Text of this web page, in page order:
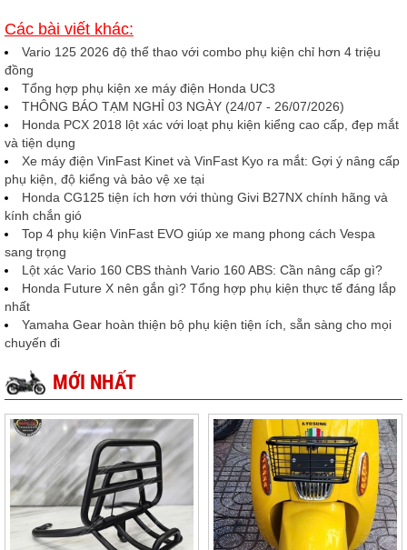
Các bài viết khác:
Vario 125 2026 độ thể thao với combo phụ kiện chỉ hơn 4 triệu
đồng
Tổng hợp phụ kiện xe máy điện Honda UC3
THÔNG BÁO TẠM NGHỈ 03 NGÀY (24/07 - 26/07/2026)
Honda PCX 2018 lột xác với loạt phụ kiện kiểng cao cấp, đẹp mắt
và tiện dụng
Xe máy điện VinFast Kinet và VinFast Kyo ra mắt: Gợi ý nâng cấp
phụ kiện, độ kiểng và bảo vệ xe tại
Honda CG125 tiện ích hơn với thùng Givi B27NX chính hãng và
kính chắn gió
Top 4 phụ kiện VinFast EVO giúp xe mang phong cách Vespa
sang trọng
Lột xác Vario 160 CBS thành Vario 160 ABS: Cần nâng cấp gì?
Honda Future X nên gắn gì? Tổng hợp phụ kiện thực tế đáng lắp
nhất
Yamaha Gear hoàn thiện bộ phụ kiện tiện ích, sẵn sàng cho mọi
chuyến đi
MỚI NHẤT